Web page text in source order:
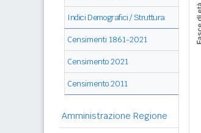
Indici Demografici / Struttura
Censimenti 1861-2021
Censimento 2021
Censimento 2011
Amministrazione Regione